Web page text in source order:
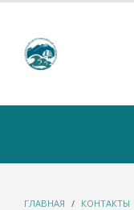
ГЛАВНАЯ КОНТАКТЫ